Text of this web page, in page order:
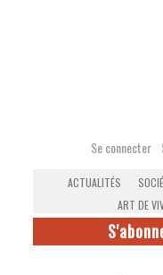
Se connecter
ACTUALITÉS
ART DE